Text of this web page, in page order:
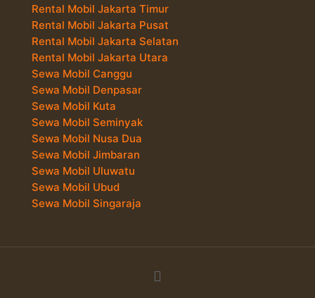
Rental Mobil Jakarta Timur
Rental Mobil Jakarta Pusat
Rental Mobil Jakarta Selatan
Rental Mobil Jakarta Utara
Sewa Mobil Canggu
Sewa Mobil Denpasar
Sewa Mobil Kuta
Sewa Mobil Seminyak
Sewa Mobil Nusa Dua
Sewa Mobil Jimbaran
Sewa Mobil Uluwatu
Sewa Mobil Ubud
Sewa Mobil Singaraja